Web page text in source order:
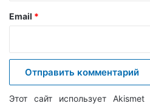
й
Email *
Этот сайт использует